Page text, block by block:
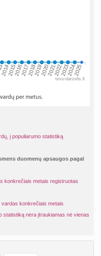
201420152016201720182019202020212022202320242025
tevu-darzelis.lt
į populiarumo statistiką
duomenų apsaugos pagal
konkrečiais metais registruotas
konkrečiais metais
statistiką nėra įtraukiamas nė vienas